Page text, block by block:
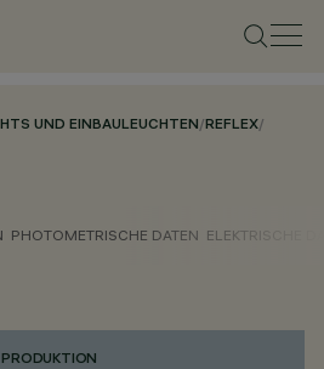
UND EINBAULEUCHTEN/REFLEX/
PHOTOMETRISCHE DATEN ELEKTRISCHE